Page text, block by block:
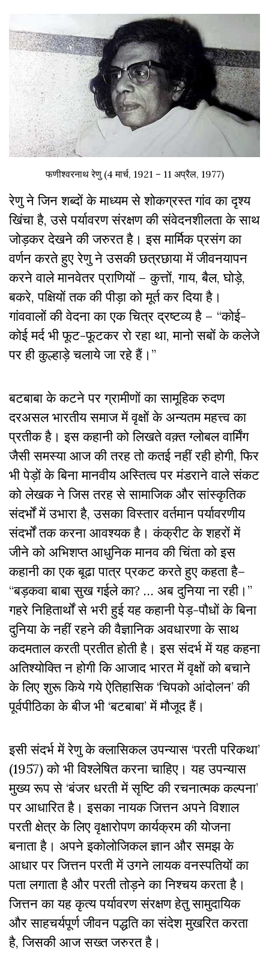
फणीश्वरनाथ रेणु (4 मार्च, 1921 – 11 अप्रैल, 1977)
रेणु ने जिन शब्दों के माध्यम से शोकग्रस्त गांव का दृश्य
खिंचा है, उसे पर्यावरण संरक्षण की संवेदनशीलता के साथ
जोड़कर देखने की जरुरत है। इस मार्मिक प्रसंग का
वर्णन करते हुए रेणु ने उसकी छत्रछाया में जीवनयापन
करने वाले मानवेतर प्राणियों – कुत्तों, गाय, बैल, घोड़े,
बकरे, पक्षियों तक की पीड़ा को मूर्त कर दिया है।
गांववालों की वेदना का एक चित्र द्रष्टव्य है – “कोई-
कोई मर्द भी फूट-फूटकर रो रहा था, मानो सबों के कलेजे
पर ही कुल्हाड़े चलाये जा रहे हैं।”
बटबाबा के कटने पर ग्रामीणों का सामूहिक रुदण
दरअसल भारतीय समाज में वृक्षों के अन्यतम महत्त्व का
प्रतीक है। इस कहानी को लिखते वक़्त ग्लोबल वार्मिंग
जैसी समस्या आज की तरह तो कतई नहीं रही होगी, फिर
भी पेड़ों के बिना मानवीय अस्तित्व पर मंडराने वाले संकट
को लेखक ने जिस तरह से सामाजिक और सांस्कृतिक
संदर्भों में उभारा है, उसका विस्तार वर्तमान पर्यावरणीय
संदर्भों तक करना आवश्यक है। कंक्रीट के शहरों में
जीने को अभिशप्त आधुनिक मानव की चिंता को इस
कहानी का एक बूढा पात्र प्रकट करते हुए कहता है–
“बड़कवा बाबा सुख गईले का? … अब दुनिया ना रही।”
गहरे निहितार्थों से भरी हुई यह कहानी पेड़-पौधों के बिना
दुनिया के नहीं रहने की वैज्ञानिक अवधारणा के साथ
कदमताल करती प्रतीत होती है। इस संदर्भ में यह कहना
अतिश्योक्ति न होगी कि आजाद भारत में वृक्षों को बचाने
के लिए शुरू किये गये ऐतिहासिक ‘चिपको आंदोलन’ की
पूर्वपीठिका के बीज भी ‘बटबाबा’ में मौजूद हैं।
इसी संदर्भ में रेणु के क्लासिकल उपन्यास ‘परती परिकथा’
(1957) को भी विश्लेषित करना चाहिए। यह उपन्यास
मुख्य रूप से ‘बंजर धरती में सृष्टि की रचनात्मक कल्पना’
पर आधारित है। इसका नायक जित्तन अपने विशाल
परती क्षेत्र के लिए वृक्षारोपण कार्यक्रम की योजना
बनाता है। अपने इकोलोजिकल ज्ञान और समझ के
आधार पर जित्तन परती में उगने लायक वनस्पतियों का
पता लगाता है और परती तोड़ने का निश्चय करता है।
जित्तन का यह कृत्य पर्यावरण संरक्षण हेतु सामुदायिक
और साहचर्यपूर्ण जीवन पद्धति का संदेश मुखरित करता
है, जिसकी आज सख्त जरुरत है।